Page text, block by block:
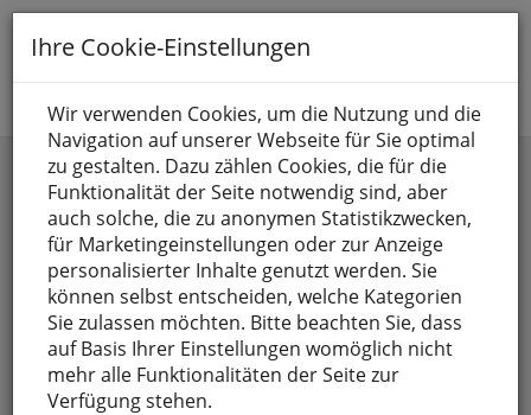
Toggle
Suche nach
Anmelden
angemeldet bleiben
Passwort vergessen?
anmelden
Ihre Cookie-Einstellungen
Wir verwenden Cookies, um die Nutzung und die
Navigation auf unserer Webseite für Sie optimal
zu gestalten. Dazu zählen Cookies, die für die
Funktionalität der Seite notwendig sind, aber
auch solche, die zu anonymen Statistikzwecken,
für Marketingeinstellungen oder zur Anzeige
personalisierter Inhalte genutzt werden. Sie
können selbst entscheiden, welche Kategorien
Sie zulassen möchten. Bitte beachten Sie, dass
auf Basis Ihrer Einstellungen womöglich nicht
mehr alle Funktionalitäten der Seite zur
Verfügung stehen.